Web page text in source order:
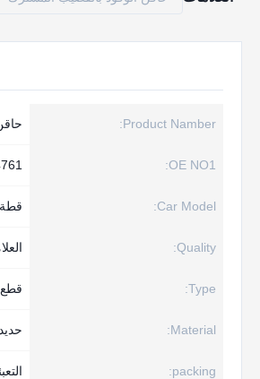
Product Namber:
OE NO1:
Car Model: قطة
Quality:
Type: قطع
Material:
packing: